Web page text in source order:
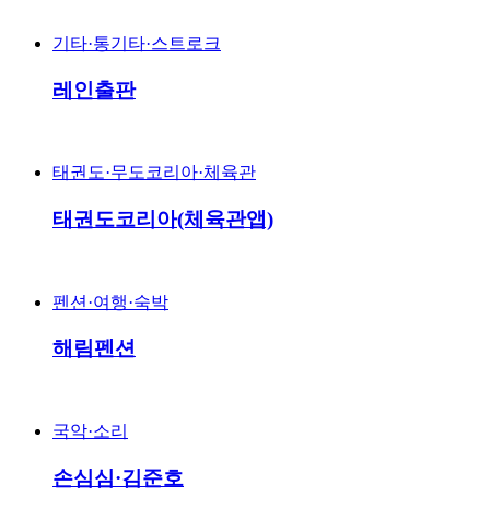
기타·통기타·스트로크
레인출판
태권도·무도코리아·체육관
태권도코리아(체육관앱)
펜션·여행·숙박
해림펜션
국악·소리
손심심·김준호